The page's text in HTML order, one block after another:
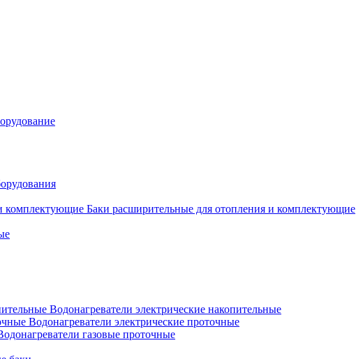
Баки расширительные для отопления и комплектующие
Водонагреватели электрические накопительные
Водонагреватели электрические проточные
газовые проточные